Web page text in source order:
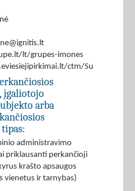
lt/grupes-imones
ctm/Supplier/
įgaliotojo
arba
administravimo
priklausanti perkančioji
krašto apsaugos
vienetus ir tarnybas)